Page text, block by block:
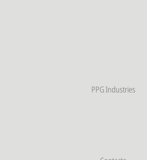
PPG Industries